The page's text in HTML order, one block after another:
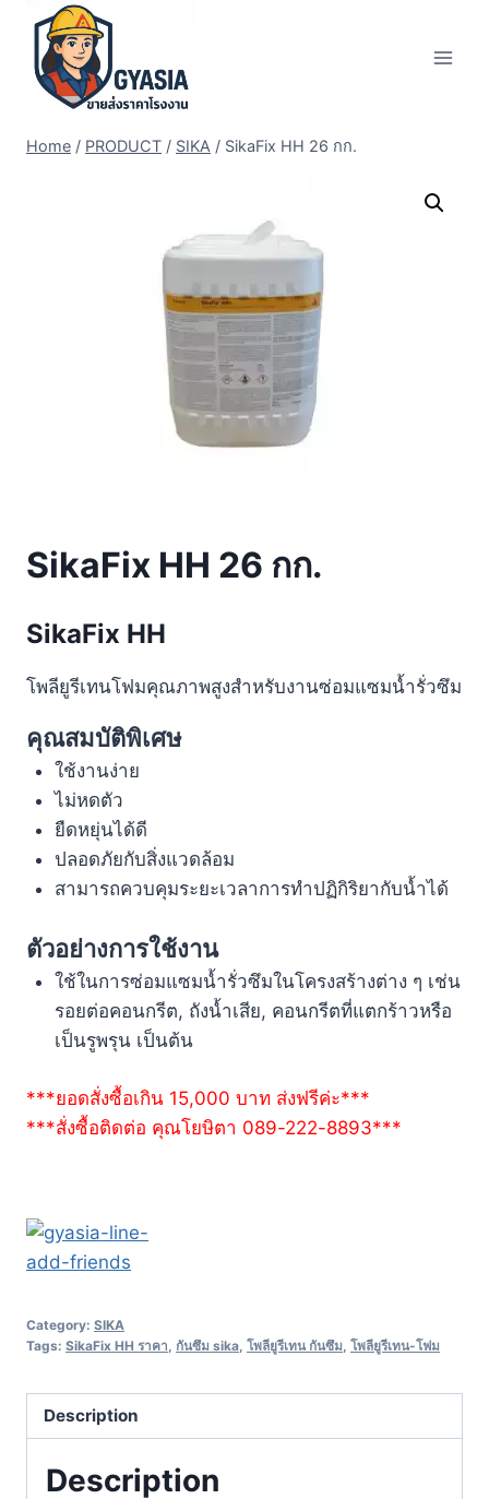
content
Home / PRODUCT / SIKA / SikaFix HH 26 กก.
SikaFix HH 26 กก.
SikaFix HH
โพลียูรีเทนโฟมคุณภาพสูงสำหรับงานซ่อมแซมน้ำรั่วซึม
คุณสมบัติพิเศษ
ใช้งานง่าย
ไม่หดตัว
ยืดหยุ่นได้ดี
ปลอดภัยกับสิ่งแวดล้อม
สามารถควบคุมระยะเวลาการทำปฏิกิริยากับน้ำได้
ตัวอย่างการใช้งาน
ใช้ในการซ่อมแซมน้ำรั่วซึมในโครงสร้างต่าง ๆ เช่น
รอยต่อคอนกรีต, ถังน้ำเสีย, คอนกรีตที่แตกร้าวหรือ
เป็นรูพรุน เป็นต้น
***ยอดสั่งซื้อเกิน 15,000 บาท ส่งฟรีค่ะ***
***สั่งซื้อติดต่อ คุณโยษิตา 089-222-8893***
Category: SIKA
Tags: SikaFix HH ราคา, กันซึม sika, โพลียูรีเทน กันซึม, โพลียูรีเทน-โฟม
Description
Description